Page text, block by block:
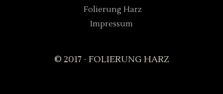
Folierung Harz
Impressum
© 2017 - FOLIERUNG HARZ